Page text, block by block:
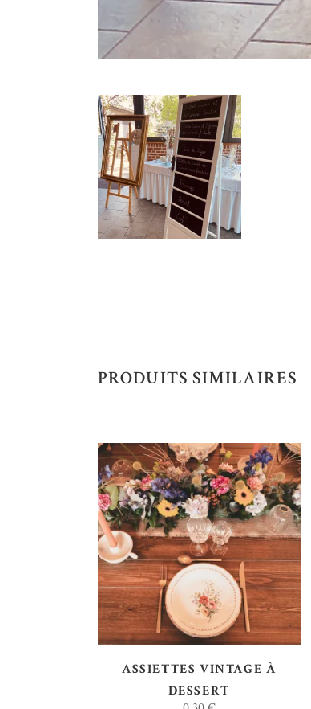
PRODUITS SIMILAIRES
AJOUTER AU DEVIS
ASSIETTES VINTAGE À
DESSERT